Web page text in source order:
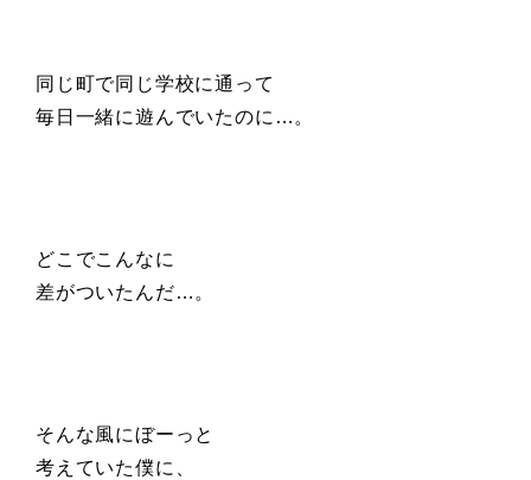
同じ町で同じ学校に通って
毎日一緒に遊んでいたのに… 。
どこでこんなに
差がついたんだ…。
そんな風にぼーっと
考えていた僕に、